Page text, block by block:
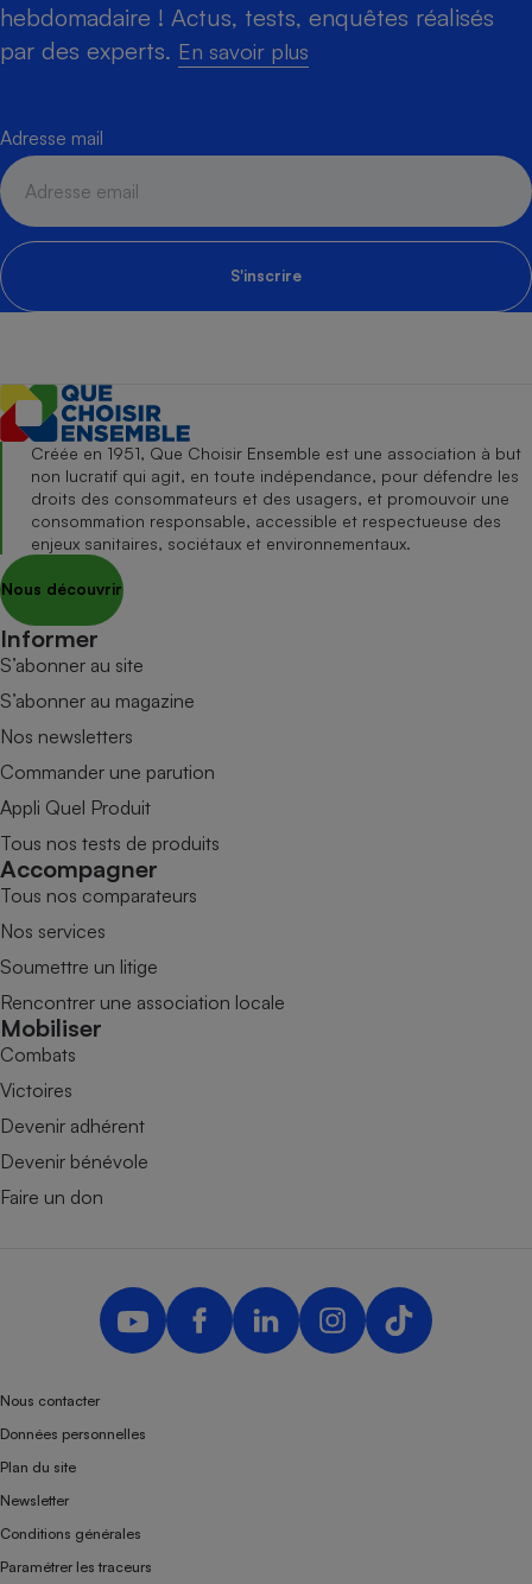
hebdomadaire ! Actus, tests, enquêtes réalisés
par des experts. En savoir plus
Adresse mail
S'inscrire
Créée en 1951, Que Choisir Ensemble est une association à but
non lucratif qui agit, en toute indépendance, pour défendre les
droits des consommateurs et des usagers, et promouvoir une
consommation responsable, accessible et respectueuse des
enjeux sanitaires, sociétaux et environnementaux.
Nous découvrir
Informer
S’abonner au site
S’abonner au magazine
Nos newsletters
Commander une parution
Appli Quel Produit
Tous nos tests de produits
Accompagner
Tous nos comparateurs
Nos services
Soumettre un litige
Rencontrer une association locale
Mobiliser
Combats
Victoires
Devenir adhérent
Devenir bénévole
Faire un don
Nous contacter
Données personnelles
Plan du site
Newsletter
Conditions générales
Paramétrer les traceurs